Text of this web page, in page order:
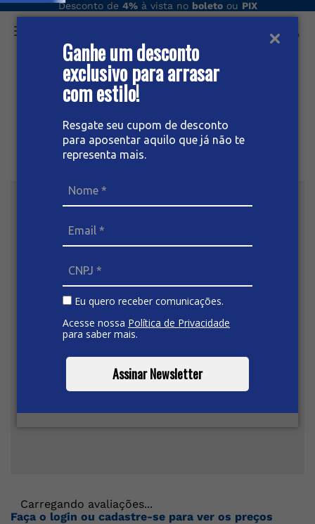
Ganhe um desconto
exclusivo para arrasar
com estilo!
Resgate seu cupom de desconto
para aposentar aquilo que já não te
representa mais.
Eu quero receber comunicações.
Acesse nossa Política de Privacidade
para saber mais.
Assinar Newsletter
Desconto de 4%à vista no boletoou PIX
O que você procura hoje?
Carregando avaliações...
Faça o login ou cadastre-se para ver os preços